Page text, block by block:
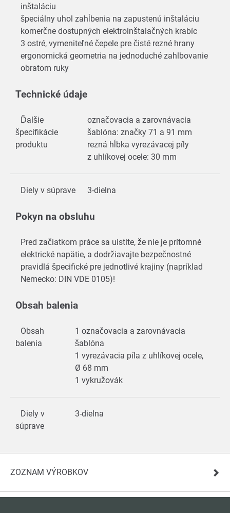
inštaláciu
špeciálny uhol zahĺbenia na zapustenú inštaláciu
komerčne dostupných elektroinštalačných krabíc
3 ostré, vymeniteľné čepele pre čisté rezné hrany
ergonomická geometria na jednoduché zahlbovanie
obratom ruky
Technické údaje
Ďalšie
špecifikácie
produktu
označovacia a zarovnávacia
šablóna: značky 71 a 91 mm
rezná hĺbka vyrezávacej píly
z uhlíkovej ocele: 30 mm
Diely v súprave 3-dielna
Pokyn na obsluhu
Pred začiatkom práce sa uistite, že nie je prítomné
elektrické napätie, a dodržiavajte bezpečnostné
pravidlá špecifické pre jednotlivé krajiny (napríklad
Nemecko: DIN VDE 0105)!
Obsah balenia
Obsah
balenia
1 označovacia a zarovnávacia
šablóna
1 vyrezávacia píla z uhlíkovej ocele,
Ø 68 mm
1 vykružovák
Diely v
súprave
3-dielna
ZOZNAM VÝROBKOV